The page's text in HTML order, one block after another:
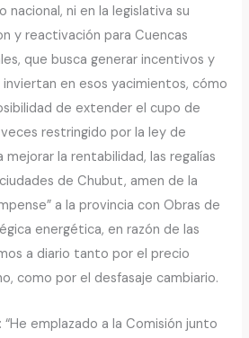
nacional, ni en la legislativa su
y reactivación para Cuencas
que busca generar incentivos y
en esos yacimientos, cómo
de extender el cupo de
restringido por la ley de
la rentabilidad, las regalías
de Chubut, amen de la
a la provincia con Obras de
energética, en razón de las
a diario tanto por el precio
como por el desfasaje cambiario.
emplazado a la Comisión junto